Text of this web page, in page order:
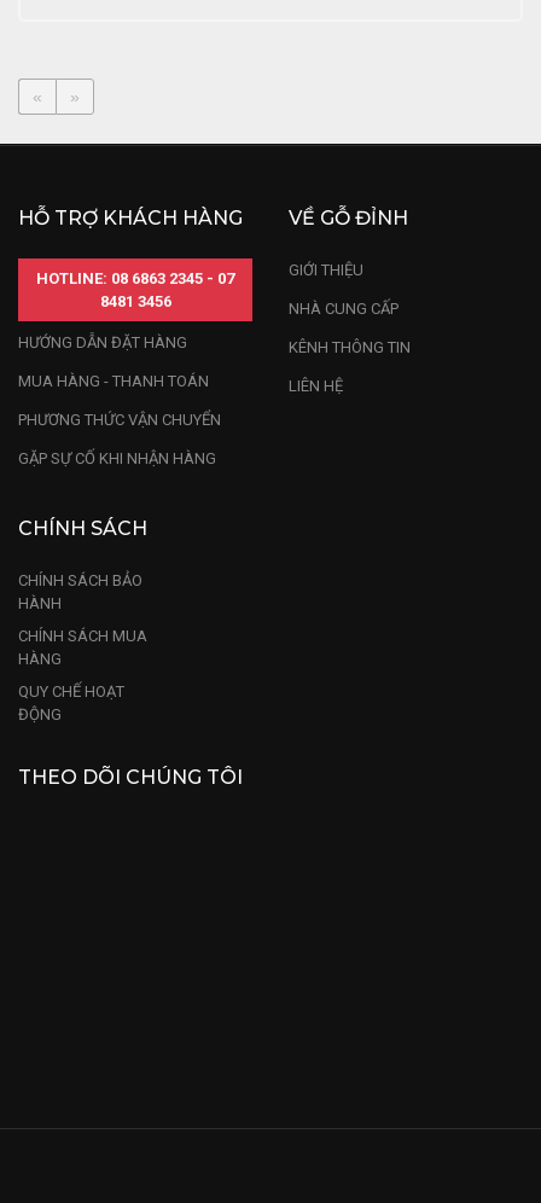
« »
HỖ TRỢ KHÁCH HÀNG
HOTLINE: 08 6863 2345 - 07
8481 3456
HƯỚNG DẪN ĐẶT HÀNG
MUA HÀNG - THANH TOÁN
PHƯƠNG THỨC VẬN CHUYỂN
GẶP SỰ CỐ KHI NHẬN HÀNG
VỀ GỖ ĐỈNH
GIỚI THIỆU
NHÀ CUNG CẤP
KÊNH THÔNG TIN
LIÊN HỆ
CHÍNH SÁCH
CHÍNH SÁCH BẢO
HÀNH
CHÍNH SÁCH MUA
HÀNG
QUY CHẾ HOẠT
ĐỘNG
THEO DÕI CHÚNG TÔI